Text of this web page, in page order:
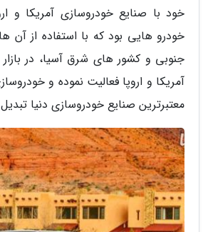
خود با صنایع خودروسازی آمریکا و
خودرو هایی بود که با استفاده از آن
جنوبی و کشور های شرق آسیا، در
آمریکا و اروپا فعالیت نموده و
معتبرترین صنایع خودروسازی دنیا